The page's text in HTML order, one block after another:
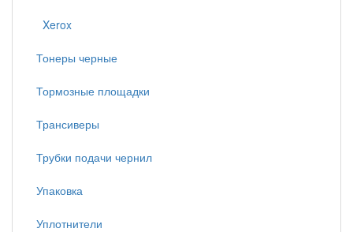
Xerox
Тонеры черные
Тормозные площадки
Трансиверы
Трубки подачи чернил
Упаковка
Уплотнители